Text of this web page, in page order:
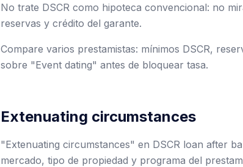
No trate DSCR como hipoteca convencional: no
reservas y crédito del garante.
Compare varios prestamistas: mínimos DSCR,
sobre "Event dating" antes de bloquear tasa.
Extenuating circumstances
"Extenuating circumstances" en DSCR loan after
mercado, tipo de propiedad y programa del